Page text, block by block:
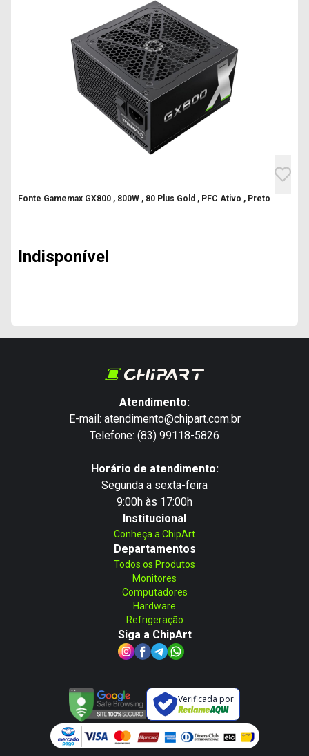
Fonte Gamemax GX800 , 800W , 80 Plus Gold , PFC Ativo , Preto
Indisponível
Atendimento:
E-mail: atendimento@chipart.com.br
Telefone: (83) 99118-5826
Horário de atendimento:
Segunda a sexta-feira
9:00h às 17:00h
Institucional
Conheça a ChipArt
Departamentos
Todos os Produtos
Monitores
Computadores
Hardware
Refrigeração
Siga a ChipArt
Verificada por